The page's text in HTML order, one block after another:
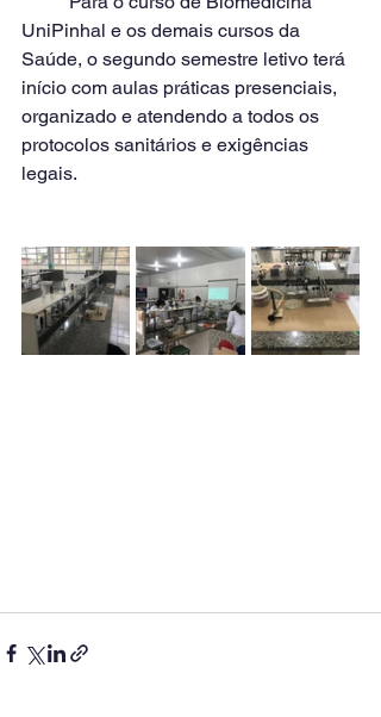
UniPinhal e os demais cursos da
Saúde, o segundo semestre letivo terá
início com aulas práticas presenciais,
organizado e atendendo a todos os
protocolos sanitários e exigências
legais.